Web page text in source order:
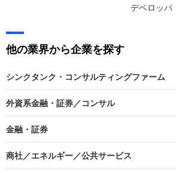
デベロッパ
他の業界から企業を探す
シンクタンク・コンサルティングファーム
外資系金融・証券／コンサル
金融・証券
商社／エネルギー／公共サービス